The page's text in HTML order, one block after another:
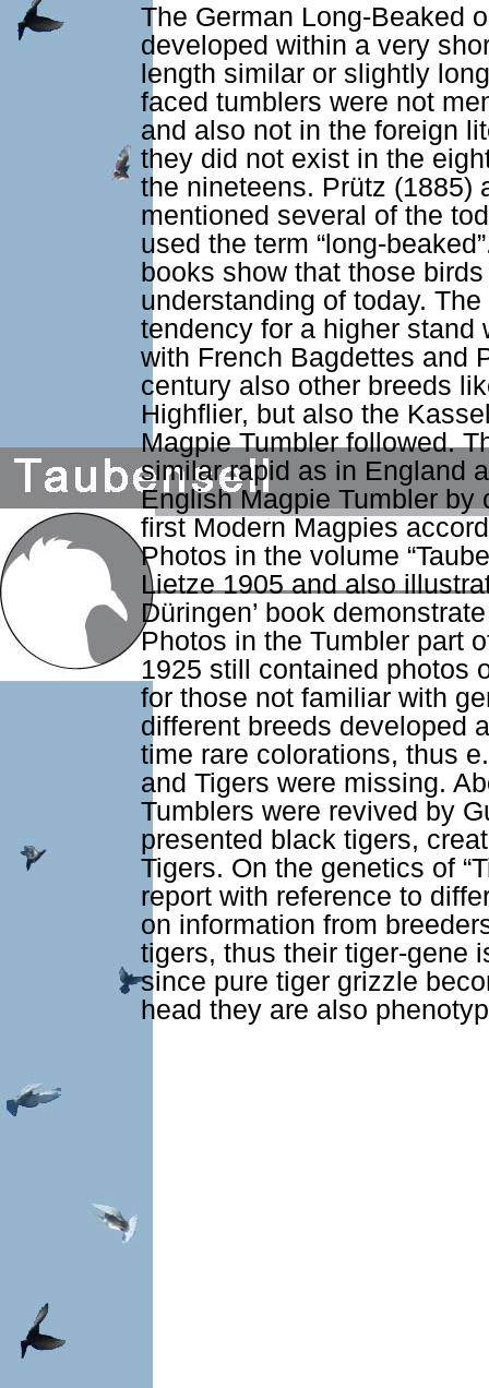
The German Long-Beaked
developed within a very
length similar or slightly
faced tumblers were not
and also not in the foreign
they did not exist in the
the nineteens. Prütz (1885)
mentioned several of the
used the term “long-
books show that those
understanding of today.
tendency for a higher stand
with French Bagdettes and
century also other breeds
Highflier, but also the
Magpie Tumbler followed.
similar rapid as in England
English Magpie Tumbler by
first Modern Magpies
Photos in the volume
Lietze 1905 and also
Düringen’ book
Photos in the Tumbler part
1925 still contained photos
for those not familiar with
different breeds developed
time rare colorations, thus
and Tigers were missing.
Tumblers were revived by
presented black tigers,
Tigers. On the genetics of
report with reference to
on information from
tigers, thus their tiger-gene
since pure tiger grizzle
head they are also